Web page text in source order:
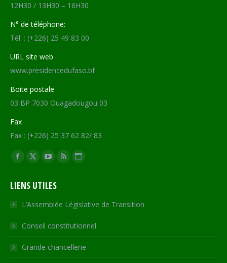
12H30 / 13H30 – 16H30
N° de téléphone:
Tél. : (+226) 25 49 83 00
URL site web
www.presidencedufaso.bf
Boite postale
03 BP 7030 Ouagadougou 03
Fax
Fax : (+226) 25 37 62 82/ 83
Trouvez nous sur :
Facebook
opens
in
new
window
X
opens
in
new
window
YouTube
opens
in
new
window
RSS
in
new
window
Site
opens
in
new
LIENS UTILES
L’Assemblée Législative de Transition
Conseil constitutionnel
Grande chancellerie